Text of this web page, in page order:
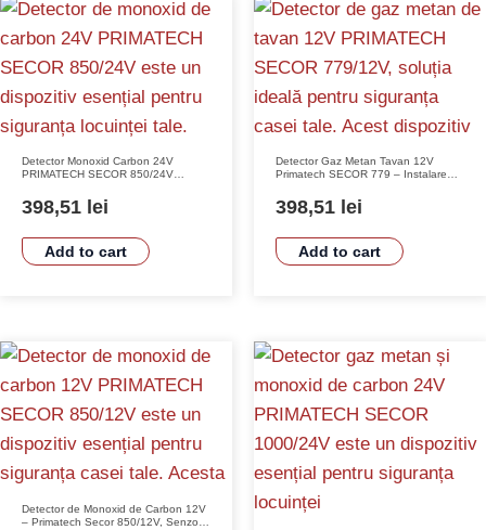
Detector Monoxid Carbon 24V
PRIMATECH SECOR 850/24V
Piezo Instalare Usoara
398,51 lei
Add to cart
Detector Gaz Metan Tavan 12V
Primatech SECOR 779 – Instalare
398,51 lei
Add to cart
Detector de Monoxid de Carbon 12V
– Primatech Secor 850/12V, Senzor